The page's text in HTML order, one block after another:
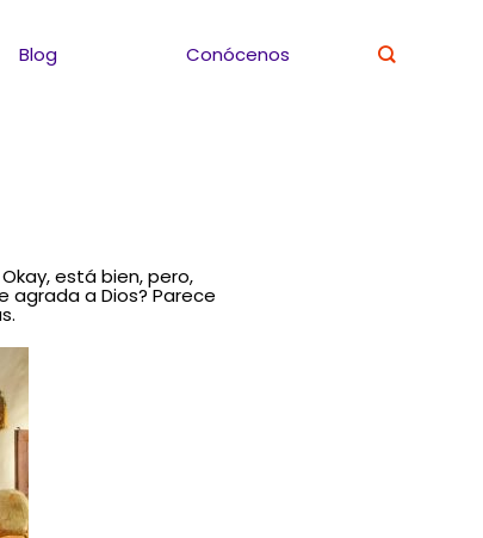
Blog Conócenos
está bien, pero,
agrada a Dios? Parece